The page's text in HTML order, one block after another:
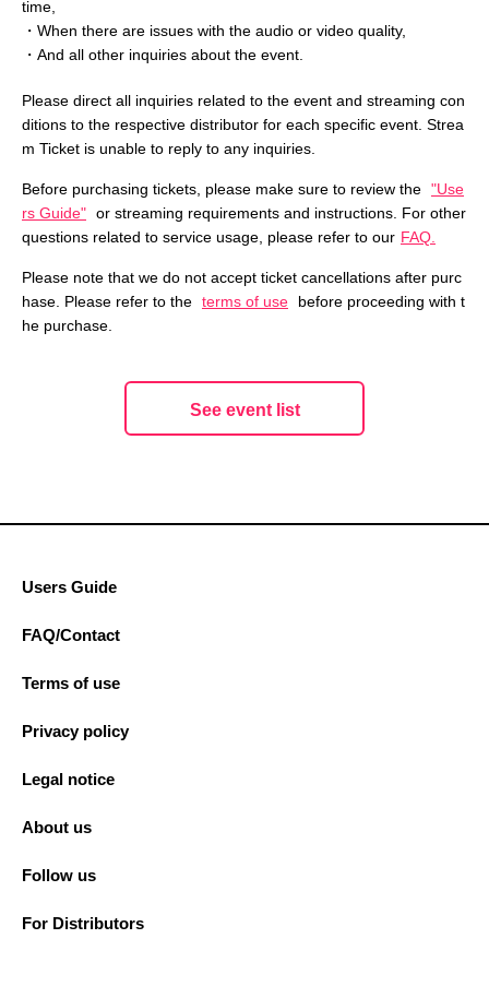
time,
・When there are issues with the audio or video quality,
・And all other inquiries about the event.
Please direct all inquiries related to the event and streaming con
ditions to the respective distributor for each specific event. Strea
m Ticket is unable to reply to any inquiries.
Before purchasing tickets, please make sure to review the "Use
rs Guide" or streaming requirements and instructions. For other
questions related to service usage, please refer to our FAQ.
Please note that we do not accept ticket cancellations after purc
hase. Please refer to the terms of use
before proceeding with t
he purchase.
See event list
Users Guide
FAQ/Contact
Terms of use
Privacy policy
Legal notice
About us
Follow us
For Distributors